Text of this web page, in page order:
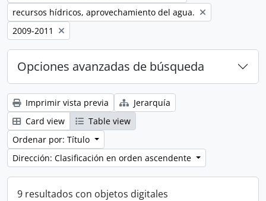
Remove filter:
recursos hídricos, aprovechamiento del agua.
Remove filter:
2009-2011
Opciones avanzadas de búsqueda
Imprimir vista previa
Jerarquía
Card view
Table view
Ordenar por: Título
Dirección: Clasificación en orden ascendente
9 resultados con objetos digitales